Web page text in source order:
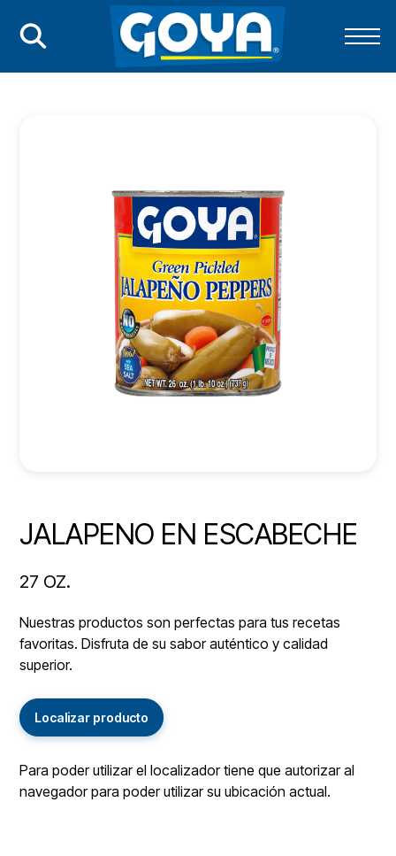
JALAPENO EN ESCABECHE
27 OZ.
Nuestras productos son perfectas para tus recetas
favoritas. Disfruta de su sabor auténtico y calidad
superior.
Localizar producto
Para poder utilizar el localizador tiene que autorizar al
navegador para poder utilizar su ubicación actual.